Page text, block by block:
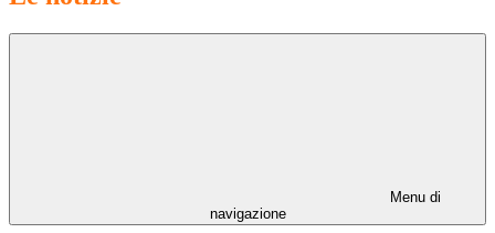
Menu di
navigazione